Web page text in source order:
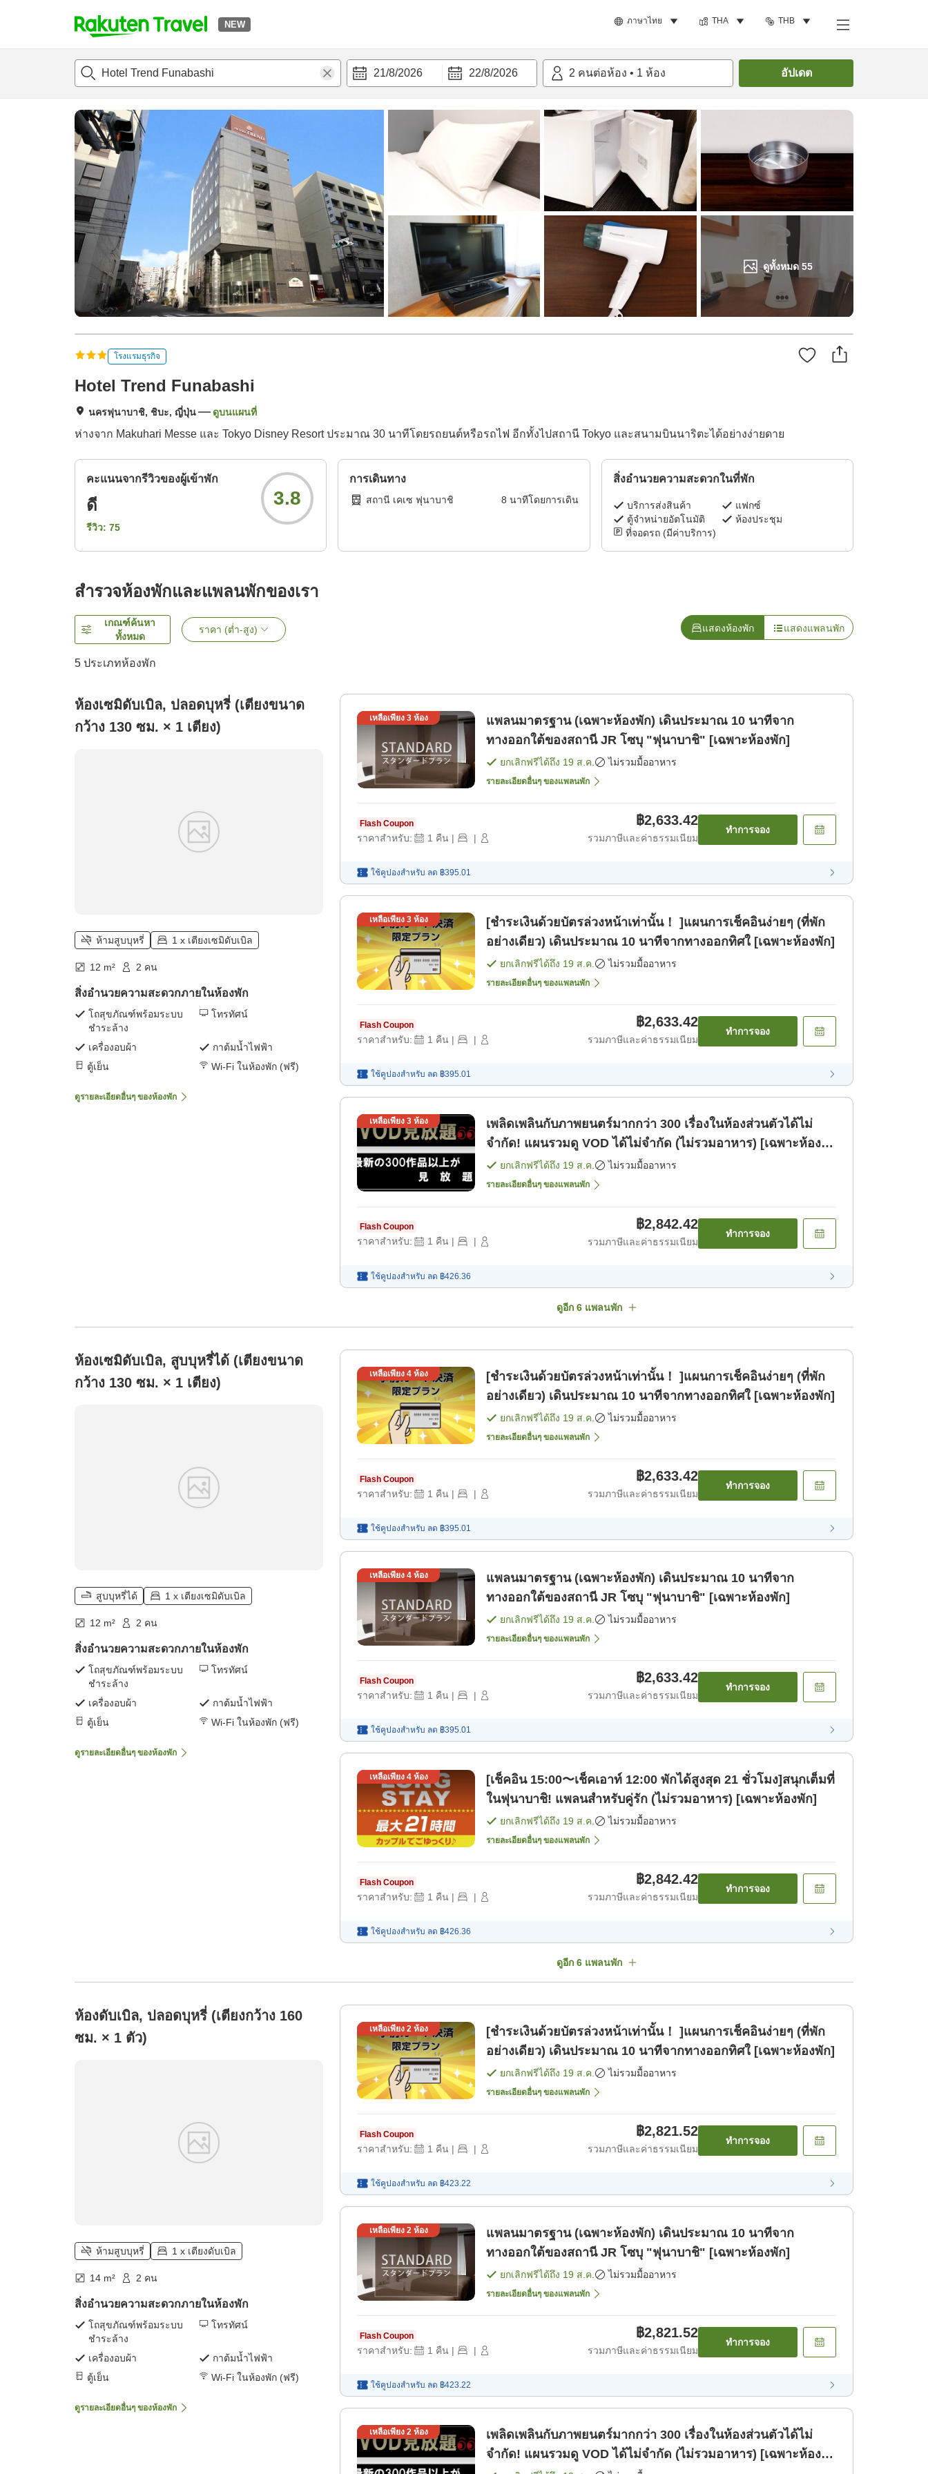
NEW ภาษาไทย THA THB
t
p
a
g
e
_
e
a
r
c
21/8/2026 22/8/2026 2 คนต่อห้อง • 1 ห้อง อัปเดต
ดูทั้งหมด 55
แนะนำที่พักห้องพักและแพลนพักรีวิว ค้นหาห้องพัก
โรงแรมธุรกิจ
Hotel Trend Funabashi
นครฟุนาบาชิ, ชิบะ, ญี่ปุ่น ดูบนแผนที่
ห่างจาก Makuhari Messe และ Tokyo Disney Resort ประมาณ 30 นาทีโดยรถยนต์หรือรถไฟ อีกทั้งไปสถานี Tokyo และสนามบินนาริตะได้อย่างง่ายดาย
คะแนนจากรีวิวของผู้เข้าพัก
ดี
รีวิว: 75
3.8
การเดินทาง
สถานี เคเซ ฟุนาบาชิ 8 นาทีโดยการเดิน
สิ่งอำนวยความสะดวกในที่พัก
บริการส่งสินค้า
แฟกซ์
ตู้จำหน่ายอัตโนมัติ
ห้องประชุม
ที่จอดรถ (มีค่าบริการ)
สำรวจห้องพักและแพลนพักของเรา
เกณฑ์ค้นหา
ทั้งหมด
ราคา (ต่ำ-สูง) แสดงห้องพัก แสดงแพลนพัก
5 ประเภทห้องพัก
ห้องเซมิดับเบิล, ปลอดบุหรี่ (เตียงขนาด
กว้าง 130 ซม. × 1 เตียง)
ห้ามสูบบุหรี่ 1 x เตียงเซมิดับเบิล
12 m² 2 คน
สิ่งอำนวยความสะดวกภายในห้องพัก
โถสุขภัณฑ์พร้อมระบบ
ชำระล้าง
โทรทัศน์
เครื่องอบผ้า
กาต้มน้ำไฟฟ้า
ตู้เย็น
Wi-Fi ในห้องพัก (ฟรี)
ดูรายละเอียดอื่นๆ ของห้องพัก
เหลือเพียง 3ห้อง
แพลนมาตรฐาน (เฉพาะห้องพัก) เดินประมาณ 10 นาทีจาก
ทางออกใต้ของสถานี JR โซบุ "ฟุนาบาชิ" [เฉพาะห้องพัก]
ยกเลิกฟรีได้ถึง 19 ส.ค. ไม่รวมมื้ออาหาร
รายละเอียดอื่นๆ ของแพลนพัก
Flash Coupon
ราคาสำหรับ: 1 คืน | |
฿2,633.42
รวมภาษีและค่าธรรมเนียม
ทำการจอง
ใช้คูปองสำหรับ ลด ฿395.01
เหลือเพียง 3ห้อง
[ชำระเงินด้วยบัตรล่วงหน้าเท่านั้น！ ]แผนการเช็คอินง่ายๆ (ที่พัก
อย่างเดียว) เดินประมาณ 10 นาทีจากทางออกทิศใ [เฉพาะห้องพัก]
ยกเลิกฟรีได้ถึง 19 ส.ค. ไม่รวมมื้ออาหาร
รายละเอียดอื่นๆ ของแพลนพัก
Flash Coupon
ราคาสำหรับ: 1 คืน | |
฿2,633.42
รวมภาษีและค่าธรรมเนียม
ทำการจอง
ใช้คูปองสำหรับ ลด ฿395.01
เหลือเพียง 3ห้อง
เพลิดเพลินกับภาพยนตร์มากกว่า 300 เรื่องในห้องส่วนตัวได้ไม่
จำกัด! แผนรวมดู VOD ได้ไม่จำกัด (ไม่รวมอาหาร) [เฉพาะห้อง
พัก]ยกเลิกฟรีได้ถึง 19 ส.ค. ไม่รวมมื้ออาหาร
รายละเอียดอื่นๆ ของแพลนพัก
Flash Coupon
ราคาสำหรับ: 1 คืน | |
฿2,842.42
รวมภาษีและค่าธรรมเนียม
ทำการจอง
ใช้คูปองสำหรับ ลด ฿426.36
ดูอีก 6แพลนพัก
ห้องเซมิดับเบิล, สูบบุหรี่ได้ (เตียงขนาด
กว้าง 130 ซม. × 1 เตียง)
สูบบุหรี่ได้ 1 x เตียงเซมิดับเบิล
12 m² 2 คน
สิ่งอำนวยความสะดวกภายในห้องพัก
โถสุขภัณฑ์พร้อมระบบ
ชำระล้าง
โทรทัศน์
เครื่องอบผ้า
กาต้มน้ำไฟฟ้า
ตู้เย็น
Wi-Fi ในห้องพัก (ฟรี)
ดูรายละเอียดอื่นๆ ของห้องพัก
เหลือเพียง 4ห้อง
[ชำระเงินด้วยบัตรล่วงหน้าเท่านั้น！ ]แผนการเช็คอินง่ายๆ (ที่พัก
อย่างเดียว) เดินประมาณ 10 นาทีจากทางออกทิศใ [เฉพาะห้องพัก]
ยกเลิกฟรีได้ถึง 19 ส.ค. ไม่รวมมื้ออาหาร
รายละเอียดอื่นๆ ของแพลนพัก
Flash Coupon
ราคาสำหรับ: 1 คืน | |
฿2,633.42
รวมภาษีและค่าธรรมเนียม
ทำการจอง
ใช้คูปองสำหรับ ลด ฿395.01
เหลือเพียง 4ห้อง
แพลนมาตรฐาน (เฉพาะห้องพัก) เดินประมาณ 10 นาทีจาก
ทางออกใต้ของสถานี JR โซบุ "ฟุนาบาชิ" [เฉพาะห้องพัก]
ยกเลิกฟรีได้ถึง 19 ส.ค. ไม่รวมมื้ออาหาร
รายละเอียดอื่นๆ ของแพลนพัก
Flash Coupon
ราคาสำหรับ: 1 คืน | |
฿2,633.42
รวมภาษีและค่าธรรมเนียม
ทำการจอง
ใช้คูปองสำหรับ ลด ฿395.01
เหลือเพียง 4ห้อง
[เช็คอิน 15:00〜เช็คเอาท์ 12:00 พักได้สูงสุด 21 ชั่วโมง]สนุกเต็มที่
ในฟุนาบาชิ! แพลนสำหรับคู่รัก (ไม่รวมอาหาร) [เฉพาะห้องพัก]
ยกเลิกฟรีได้ถึง 19 ส.ค. ไม่รวมมื้ออาหาร
รายละเอียดอื่นๆ ของแพลนพัก
Flash Coupon
ราคาสำหรับ: 1 คืน | |
฿2,842.42
รวมภาษีและค่าธรรมเนียม
ทำการจอง
ใช้คูปองสำหรับ ลด ฿426.36
ดูอีก 6แพลนพัก
ห้องดับเบิล, ปลอดบุหรี่ (เตียงกว้าง 160
ซม. × 1 ตัว)
ห้ามสูบบุหรี่ 1 x เตียงดับเบิล
14 m² 2 คน
สิ่งอำนวยความสะดวกภายในห้องพัก
โถสุขภัณฑ์พร้อมระบบ
ชำระล้าง
โทรทัศน์
เครื่องอบผ้า
กาต้มน้ำไฟฟ้า
ตู้เย็น
Wi-Fi ในห้องพัก (ฟรี)
ดูรายละเอียดอื่นๆ ของห้องพัก
เหลือเพียง 2 ห้อง
[ชำระเงินด้วยบัตรล่วงหน้าเท่านั้น！ ]แผนการเช็คอินง่ายๆ (ที่พัก
อย่างเดียว) เดินประมาณ 10 นาทีจากทางออกทิศใ [เฉพาะห้องพัก]
ยกเลิกฟรีได้ถึง 19 ส.ค. ไม่รวมมื้ออาหาร
รายละเอียดอื่นๆ ของแพลนพัก
Flash Coupon
ราคาสำหรับ: 1 คืน | |
฿2,821.52
รวมภาษีและค่าธรรมเนียม
ทำการจอง
ใช้คูปองสำหรับ ลด ฿423.22
เหลือเพียง 2 ห้อง
แพลนมาตรฐาน (เฉพาะห้องพัก) เดินประมาณ 10 นาทีจาก
ทางออกใต้ของสถานี JR โซบุ "ฟุนาบาชิ" [เฉพาะห้องพัก]
ยกเลิกฟรีได้ถึง 19 ส.ค. ไม่รวมมื้ออาหาร
รายละเอียดอื่นๆ ของแพลนพัก
Flash Coupon
ราคาสำหรับ: 1 คืน | |
฿2,821.52
รวมภาษีและค่าธรรมเนียม
ทำการจอง
ใช้คูปองสำหรับ ลด ฿423.22
เหลือเพียง 2 ห้อง
เพลิดเพลินกับภาพยนตร์มากกว่า 300 เรื่องในห้องส่วนตัวได้ไม่
จำกัด! แผนรวมดู VOD ได้ไม่จำกัด (ไม่รวมอาหาร) [เฉพาะห้อง